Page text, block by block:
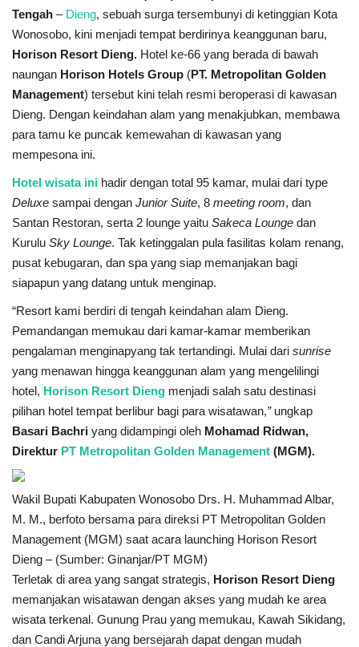
Kontak
Tengah – Dieng, sebuah surga tersembunyi di ketinggian Kota
Wonosobo, kini menjadi tempat berdirinya keanggunan baru,
Horison Resort Dieng. Hotel ke-66 yang berada di bawah
naungan Horison Hotels Group (PT. Metropolitan Golden
Management) tersebut kini telah resmi beroperasi di kawasan
Dieng. Dengan keindahan alam yang menakjubkan, membawa
para tamu ke puncak kemewahan di kawasan yang
mempesona ini.
Hotel wisata ini hadir dengan total 95 kamar, mulai dari type
Deluxe sampai dengan Junior Suite, 8 meeting room, dan
Santan Restoran, serta 2 lounge yaitu Sakeca Lounge dan
Kurulu Sky Lounge. Tak ketinggalan pula fasilitas kolam renang,
pusat kebugaran, dan spa yang siap memanjakan bagi
siapapun yang datang untuk menginap.
“Resort kami berdiri di tengah keindahan alam Dieng.
Pemandangan memukau dari kamar-kamar memberikan
pengalaman menginapyang tak tertandingi. Mulai dari sunrise
yang menawan hingga keanggunan alam yang mengelilingi
hotel, Horison Resort Dieng menjadi salah satu destinasi
pilihan hotel tempat berlibur bagi para wisatawan,” ungkap
Basari Bachri yang didampingi oleh Mohamad Ridwan,
Direktur PT Metropolitan Golden Management (MGM).
Wakil Bupati Kabupaten Wonosobo Drs. H. Muhammad Albar,
M. M., berfoto bersama para direksi PT Metropolitan Golden
Management (MGM) saat acara launching Horison Resort
Dieng – (Sumber: Ginanjar/PT MGM)
Terletak di area yang sangat strategis, Horison Resort Dieng
memanjakan wisatawan dengan akses yang mudah ke area
wisata terkenal. Gunung Prau yang memukau, Kawah Sikidang,
dan Candi Arjuna yang bersejarah dapat dengan mudah